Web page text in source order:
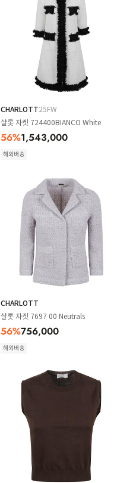
CHARLOTT25FW
샬롯 자켓 724400BIANCO White
56%1,543,000
해외배송
CHARLOTT
샬롯 자켓 7697 00 Neutrals
56%756,000
해외배송